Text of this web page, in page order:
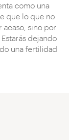
como una
que lo que no
acaso, sino por
dejando
una fertilidad